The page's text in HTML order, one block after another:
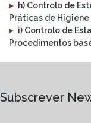
▸
h) Controlo de
Práticas de Higiene
▸ i) Controlo de
Procedimentos
Subscrever